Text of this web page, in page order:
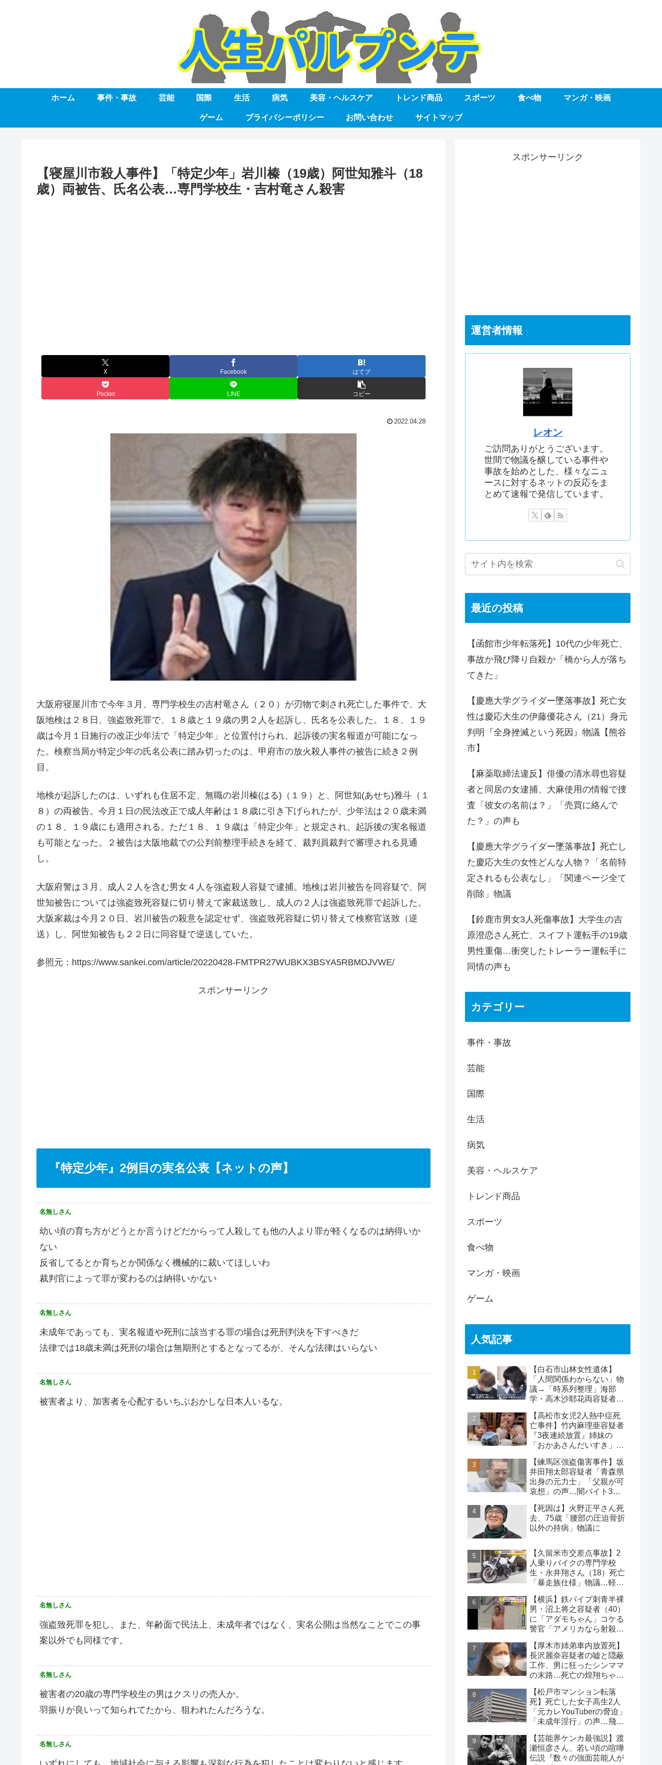
ホーム 事件・事故 芸能 国際 生活 病気 美容・ヘルスケア トレンド商品 スポーツ 食べ物 マンガ・映画
ゲーム プライバシーポリシー お問い合わせ サイトマップ
【寝屋川市殺人事件】「特定少年」岩川榛（19歳）阿世知雅斗（18
歳）両被告、氏名公表…専門学校生・吉村竜さん殺害
X Facebook はてブ
Pocket LINE コピー
2022.04.28
大阪府寝屋川市で今年３月、専門学校生の吉村竜さん（２０）が刃物で刺され死亡した事件で、大
阪地検は２８日、強盗致死罪で、１８歳と１９歳の男２人を起訴し、氏名を公表した。１８、１９
歳は今月１日施行の改正少年法で「特定少年」と位置付けられ、起訴後の実名報道が可能になっ
た。検察当局が特定少年の氏名公表に踏み切ったのは、甲府市の放火殺人事件の被告に続き２例
目。
地検が起訴したのは、いずれも住居不定、無職の岩川榛(はる)（１９）と、阿世知(あせち)雅斗（１
８）の両被告。今月１日の民法改正で成人年齢は１８歳に引き下げられたが、少年法は２０歳未満
の１８、１９歳にも適用される。ただ１８、１９歳は「特定少年」と規定され、起訴後の実名報道
も可能となった。２被告は大阪地裁での公判前整理手続きを経て、裁判員裁判で審理される見通
し。
大阪府警は３月、成人２人を含む男女４人を強盗殺人容疑で逮捕。地検は岩川被告を同容疑で、阿
世知被告については強盗致死容疑に切り替えて家裁送致し、成人の２人は強盗致死罪で起訴した。
大阪家裁は今月２０日、岩川被告の殺意を認定せず、強盗致死容疑に切り替えて検察官送致（逆
送）し、阿世知被告も２２日に同容疑で逆送していた。
参照元：https://www.sankei.com/article/20220428-FMTPR27WUBKX3BSYA5RBMDJVWE/
スポンサーリンク
『特定少年』2例目の実名公表【ネットの声】
名無しさん
幼い頃の育ち方がどうとか言うけどだからって人殺しても他の人より罪が軽くなるのは納得いか
ない
反省してるとか育ちとか関係なく機械的に裁いてほしいわ
裁判官によって罪が変わるのは納得いかない
名無しさん
未成年であっても、実名報道や死刑に該当する罪の場合は死刑判決を下すべきだ
法律では18歳未満は死刑の場合は無期刑とするとなってるが、そんな法律はいらない
名無しさん
被害者より、加害者を心配するいちぶおかしな日本人いるな。
名無しさん
強盗致死罪を犯し、また、年齢面で民法上、未成年者ではなく、実名公開は当然なことでこの事
案以外でも同様です。
名無しさん
被害者の20歳の専門学校生の男はクスリの売人か。
羽振りが良いって知られてたから、狙われたんだろうな。
名無しさん
スポンサーリンク
運営者情報
レオン
ご訪問ありがとうございます。
世間で物議を醸している事件や
事故を始めとした、様々なニュ
ースに対するネットの反応をま
とめて速報で発信しています。
最近の投稿
【函館市少年転落死】10代の少年死亡、
事故か飛び降り自殺か「橋から人が落ち
てきた」
【慶應大学グライダー墜落事故】死亡女
性は慶応大生の伊藤優花さん（21）身元
判明『全身挫滅という死因』物議【熊谷
市】
【麻薬取締法違反】俳優の清水尋也容疑
者と同居の女逮捕、大麻使用の情報で捜
査「彼女の名前は？」「売買に絡んで
た？」の声も
【慶應大学グライダー墜落事故】死亡し
た慶応大生の女性どんな人物？「名前特
定されるも公表なし」「関連ページ全て
削除」物議
【鈴鹿市男女3人死傷事故】大学生の吉
原澄恋さん死亡、スイフト運転手の19歳
男性重傷…衝突したトレーラー運転手に
同情の声も
カテゴリー
事件・事故
芸能
国際
生活
病気
美容・ヘルスケア
トレンド商品
スポーツ
食べ物
マンガ・映画
ゲーム
人気記事
【白石市山林女性遺体】
「人間関係わからない」物
議→「時系列整理」海部
学・高木沙耶花両容疑者、
な事件
【高松市女児2人熱中症死
亡事件】竹内麻理亜容疑者
『3夜連続放置』姉妹の
「おかあさんだいすき」折
論
【練馬区強盗傷害事件】坂
井田翔太郎容疑者「青森県
出身の元力士」「父親が可
哀想」の声…闇バイト3人
【死因は】火野正平さん死
去、75歳「腰部の圧迫骨折
以外の持病」物議に
【久留米市交差点事故】2
人乗りバイクの専門学校
生・永井翔さん（18）死亡
「暴走族仕様」物議…軽自
【横浜】鉄パイプ刺青半裸
男・沼上将之容疑者（40）
に「アダモちゃん」コケる
警官「アメリカなら射殺」
【厚木市姉弟車内放置死】
長沢麗奈容疑者の嘘と隠蔽
工作、男に狂ったシンママ
の末路…死亡の煌翔ちゃ
【松戸市マンション転落
死】死亡した女子高生2人
「元カレYouTuberの脅迫」
「未成年淫行」の声…飛び
【芸能界ケンカ最強説】渡
瀬恒彦さん、若い頃の喧嘩
伝説『数々の強面芸能人が